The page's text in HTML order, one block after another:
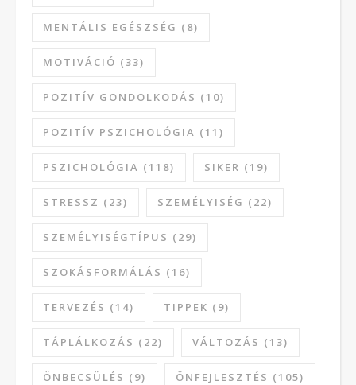
MENTÁLIS EGÉSZSÉG (8)
MOTIVÁCIÓ (33)
POZITÍV GONDOLKODÁS (10)
POZITÍV PSZICHOLÓGIA (11)
PSZICHOLÓGIA (118) SIKER (19)
STRESSZ (23) SZEMÉLYISÉG (22)
SZEMÉLYISÉGTÍPUS (29)
SZOKÁSFORMÁLÁS (16)
TERVEZÉS (14) TIPPEK (9)
TÁPLÁLKOZÁS (22) VÁLTOZÁS (13)
ÖNBECSÜLÉS (9) ÖNFEJLESZTÉS (105)